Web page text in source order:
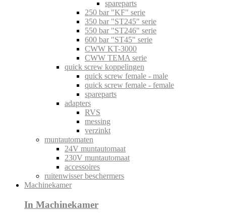
spareparts
250 bar "KF" serie
350 bar "ST245" serie
550 bar "ST246" serie
600 bar "ST45" serie
CWW KT-3000
CWW TEMA serie
quick screw koppelingen
quick screw female - male
quick screw female - female
spareparts
adapters
RVS
messing
verzinkt
muntautomaten
24V muntautomaat
230V muntautomaat
accessoires
ruitenwisser beschermers
Machinekamer
In Machinekamer